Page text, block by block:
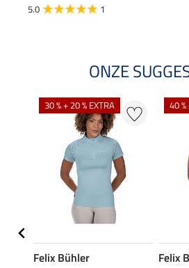
5.0 1
ONZE
30 % + 20 % EXTRA
Felix Bühler
40
Felix